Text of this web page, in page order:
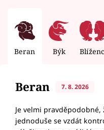
Beran Býk
Beran 7. 8. 2026
Je velmi
jednoduše se vzdát